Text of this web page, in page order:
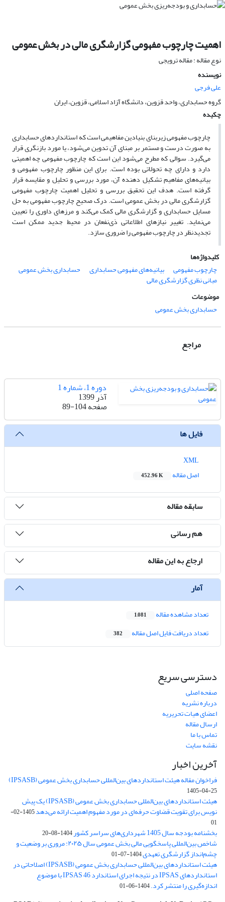
اهمیت چارچوب مفهومی گزارشگری مالی در بخش عمومی
نوع مقاله : مقاله ترویجی
نویسنده
علی فرجی
گروه حسابداری، واحد قزوین، دانشگاه آزاد اسلامی، قزوین، ایران
چکیده
چارچوب مفهومی زیربنای بنیادین مفاهیمی است که استانداردهای حسابداری
به صورت درست و مستمر بر مبنای آن تدوین می‎‌شود، یا مورد بازنگری قرار
می‌‎گیرد. سوالی که مطرح می‌‎شود این است که چارچوب مفهومی چه اهمیتی
دارد و دارای چه تحولاتی بوده است. برای این منظور چارچوب مفهومی و
بیانیه‌‎های مفاهیم تشکیل دهنده آن، مورد بررسی و تحلیل و مقایسه قرار
گرفته است. هدف این تحقیق بررسی و تحلیل اهمیت چارچوب مفهومی
گزارشگری مالی در بخش عمومی است. درک صحیح چارچوب مفهومی به حل
مسایل حسابداری و گزارشگری مالی کمک می‎‌کند و مرزهای داوری را تعیین
می‌‎نماید. تغییر نیازهای اطلاعاتی ذی‌نفعان در محیط جدید ممکن است
تجدیدنظر در چارچوب مفهومی را ضروری سازد.
کلیدواژه‌ها
چارچوب مفهومی
بیانیه‌های مفهومی حسابداری حسابداری بخش عمومی
مبانی نظری گزارشگری مالی
موضوعات
حسابداری بخش عمومی
مراجع
دوره 1، شماره 1
آذر 1399
صفحه89-104
فایل ها
اصل مقاله
452.96 K
سابقه مقاله
هم رسانی
ارجاع به این مقاله
آمار
تعداد مشاهده مقاله 1,081
تعداد دریافت فایل اصل مقاله 382
دسترسی سریع
صفحه اصلی
درباره نشریه
اعضای هیات تحریریه
ارسال مقاله
تماس با ما
نقشه سایت
آخرین اخبار
فراخوان مقاله هیئت استانداردهای بین‌المللی حسابداری بخش عمومی (IPSASB)
1405-04-25
هیئت استانداردهای بین‌المللی حسابداری بخش عمومی (IPSASB) یک پیش
نویس برای تقویت قضاوت‌ حرفه‌ای در مورد مفهوم اهمیت ارائه می‌دهد
1405-02-
01
بخشنامه بودجه سال 1405 شهرداری‌های سراسر کشور 1404-08-20
شاخص بین‌المللی پاسخگویی مالی بخش عمومی سال ۲۰۲۵: مروری بر وضعیت و
چشم‌انداز گزارشگری تعهدی1404-07-01
هیئت استانداردهای بین‌المللی حسابداری بخش عمومی (IPSASB) اصلاحاتی در
استانداردهای IPSAS در نتیجه اجرای استاندارد IPSAS 46 با موضوع
اندازه‌گیری را منتشر کرد.1404-06-01